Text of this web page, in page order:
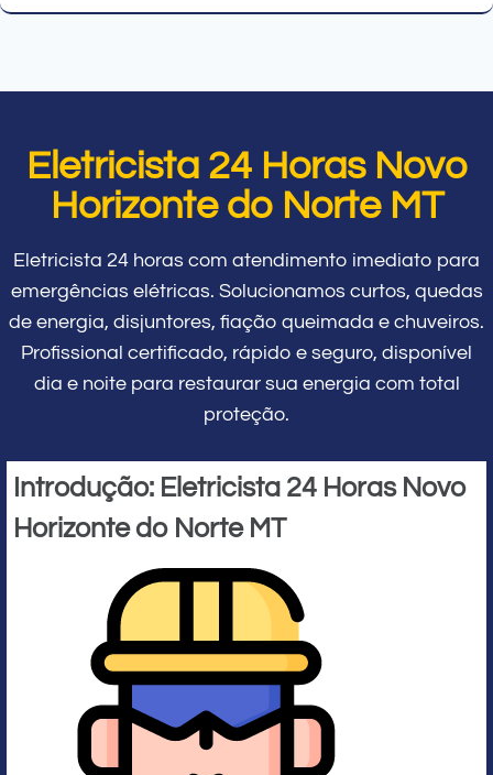
Eletricista 24 Horas Novo
Horizonte do Norte MT
Eletricista 24 horas com atendimento imediato para
emergências elétricas. Solucionamos curtos, quedas
de energia, disjuntores, fiação queimada e chuveiros.
Profissional certificado, rápido e seguro, disponível
dia e noite para restaurar sua energia com total
proteção.
Introdução: Eletricista 24 Horas Novo
Horizonte do Norte MT